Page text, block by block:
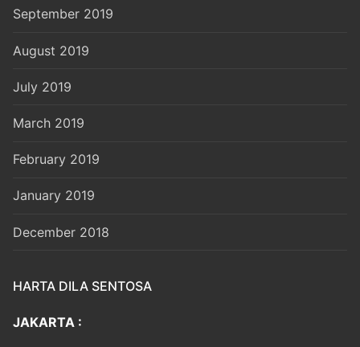
September 2019
August 2019
July 2019
March 2019
February 2019
January 2019
December 2018
HARTA DILA SENTOSA
JAKARTA :